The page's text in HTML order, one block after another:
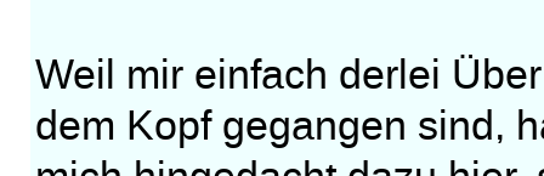
Weil mir einfach derlei
dem Kopf gegangen sind,